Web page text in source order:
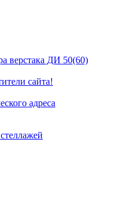
верстака ДИ 50(60)
сайта!
адреса